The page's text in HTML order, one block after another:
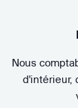
Nous
d'intérieur,